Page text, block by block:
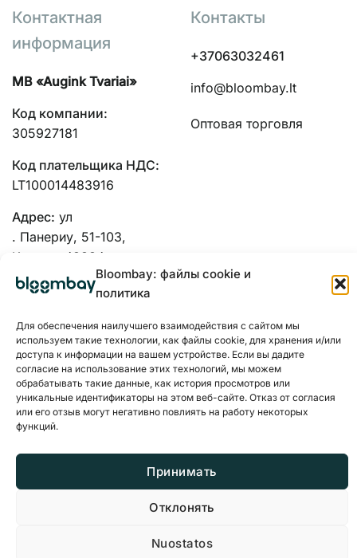
Bloombay: файлы cookie и
политика
Для обеспечения наилучшего взаимодействия с сайтом мы
используем такие технологии, как файлы cookie, для хранения и/или
доступа к информации на вашем устройстве. Если вы дадите
согласие на использование этих технологий, мы можем
обрабатывать такие данные, как история просмотров или
уникальные идентификаторы на этом веб-сайте. Отказ от согласия
или его отзыв могут негативно повлиять на работу некоторых
функций.
Принимать
Отклонять
Nuostatos
Контактная
информация
MB «Augink Tvariai»
Код компании:
305927181
Код плательщика НДС:
LT100014483916
Адрес: ул
. Панериу, 51-103,
Каунас, 48334
Контакты
+37063032461
info@bloombay.lt
Оптовая торговля
Политика конфиденциальности